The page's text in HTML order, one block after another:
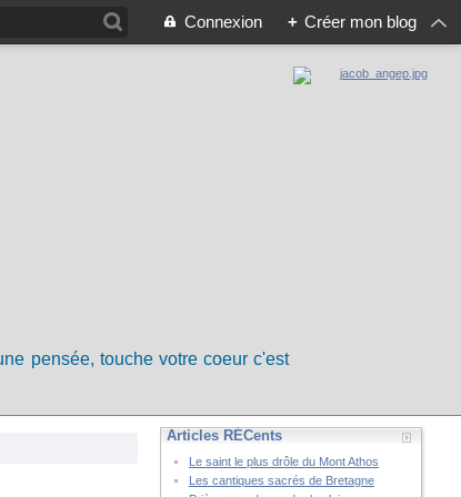
Connexion + Créer mon blog
pensée, touche votre coeur c'est
Articles RÉCents
Le saint le plus drôle du Mont Athos
Les cantiques sacrés de Bretagne